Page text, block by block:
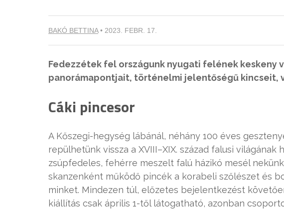
BAKÓ BETTINA• 2023. FEBR. 17.
Fedezzétek fel országunk nyugati felének keskeny
panorámapontjait, történelmi jelentőségű kincseit,
Cáki pincesor
A Kőszegi-hegység lábánál, néhány 100 éves
repülhetünk vissza a XVIII–XIX. század falusi világának
zsúpfedeles, fehérre meszelt falú házikó mesél
skanzenként működő pincék a korabeli szőlészet és
minket. Mindezen túl, előzetes bejelentkezést
kiállítás csak április 1-től látogatható, azonban